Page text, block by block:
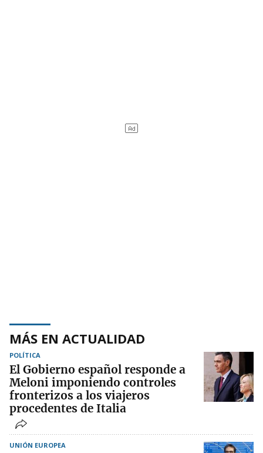
MÁS EN ACTUALIDAD
POLÍTICA
El Gobierno español responde a
Meloni imponiendo controles
fronterizos a los viajeros
procedentes de Italia
UNIÓN EUROPEA